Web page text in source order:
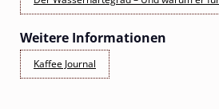
Weitere Informationen
Kaffee Journal